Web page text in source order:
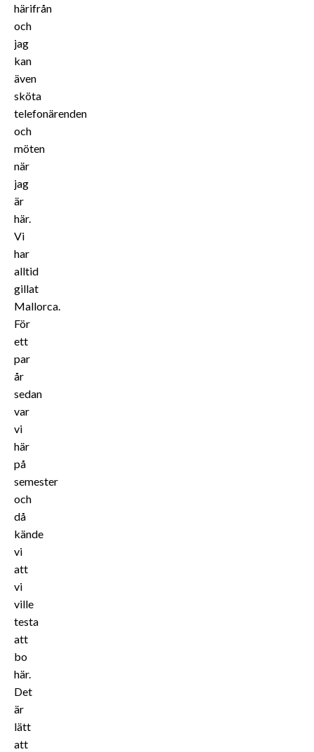
härifrån
och
jag
kan
även
sköta
telefonärenden
och
möten
när
jag
är
här.
Vi
har
alltid
gillat
Mallorca.
För
ett
par
år
sedan
var
vi
här
på
semester
och
då
kände
vi
att
vi
ville
testa
att
bo
här.
Det
är
lätt
att